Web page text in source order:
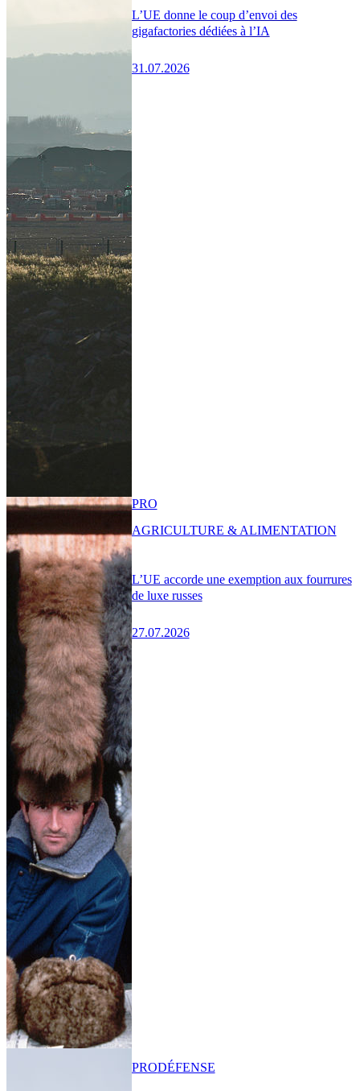
L’UE donne le coup d’envoi des
gigafactories dédiées à l’IA
31.07.2026
L’UE accorde une exemption aux fourrures
de luxe russes
27.07.2026
PRO
AGRICULTURE & ALIMENTATION
PRODÉFENSE